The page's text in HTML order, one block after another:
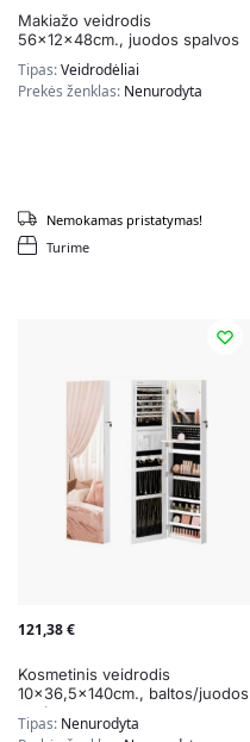
Makiažo veidrodis
56x12x48cm., juodos spalvos
Tipas:Veidrodėliai
Prekės ženklas: Nenurodyta
Turime
Nemokamas pristatymas!
121,38€
Kosmetinis veidrodis
10×36,5x140cm., baltos/juodos
spalvos
Tipas: Nenurodyta